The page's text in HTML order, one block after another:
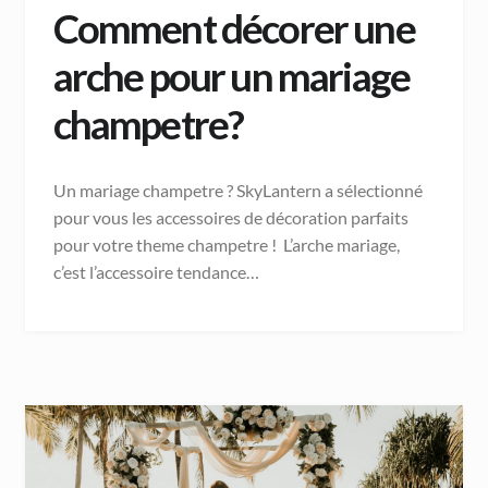
Comment décorer une
arche pour un mariage
champetre?
Un mariage champetre ? SkyLantern a sélectionné
pour vous les accessoires de décoration parfaits
pour votre theme champetre ! L’arche mariage,
c’est l’accessoire tendance…